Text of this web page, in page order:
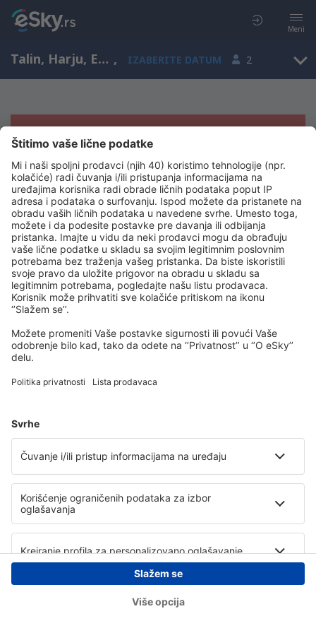
Meni
Talin, Harju, Estonija , IZABERITE DATUM 2
Žao nam je, ne možemo da prikažemo
rezultate
Pokušajte još jednom kad izaberete druge kriterijume
Copyright © eSky.rs. Sva prava zadržana.